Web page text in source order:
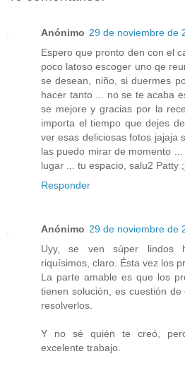
Anónimo 29 de noviembre de
Espero que pronto den con el
poco latoso escoger uno qe
se desean, niño, si duermes
hacer tanto ... no se te acaba
se mejore y gracias por la
importa el tiempo que dejes
ver esas deliciosas fotos jajaja
las puedo mirar de momento
lugar ... tu espacio, salu2 Patty
Responder
Anónimo 29 de noviembre de
Uyy, se ven súper lindos
riquísimos, claro. Ésta vez los
La parte amable es que los
tienen solución, es cuestión
resolverlos.
Y no sé quién te creó,
excelente trabajo.